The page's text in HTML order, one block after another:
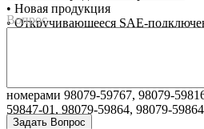
• Новая продукция
• Откручивающееся SAE-
номерами 98079-59767, 98079-
59847-01, 98079-59864, 98079-
Вопрос